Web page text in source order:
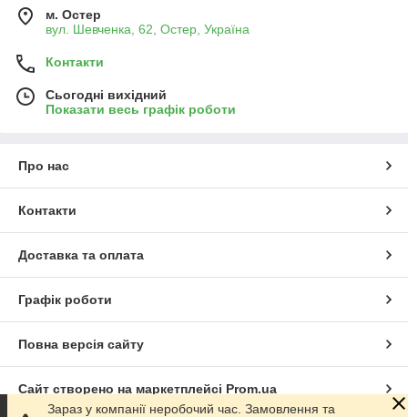
м. Остер
вул. Шевченка, 62, Остер, Україна
Контакти
Сьогодні вихідний
Показати весь графік роботи
Про нас
Контакти
Доставка та оплата
Графік роботи
Повна версія сайту
Сайт створено на маркетплейсі Prom.ua
Зараз у компанії неробочий час. Замовлення та